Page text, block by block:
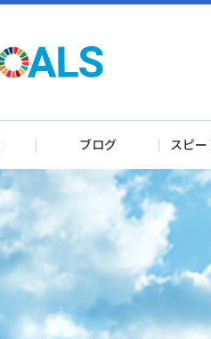
ブログ スピー